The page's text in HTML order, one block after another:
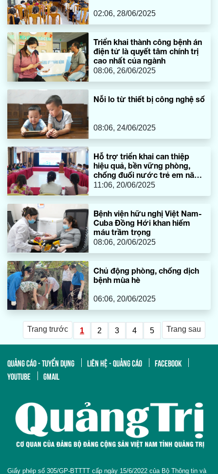
02:06, 28/06/2025
Triển khai thành công bệnh án
điện tử là quyết tâm chính trị
cao nhất của ngành
08:06, 26/06/2025
Nỗi lo từ thiết bị công nghệ số
08:06, 24/06/2025
Hỗ trợ triển khai can thiệp
hiệu quả, bền vững phòng,
chống đuối nước trẻ em năm
2025
11:06, 20/06/2025
​Bệnh viện hữu nghị Việt Nam-
Cuba Đồng Hới khan hiếm
máu trầm trọng
08:06, 20/06/2025
Chủ động phòng, chống dịch
bệnh mùa hè
06:06, 20/06/2025
Trang trước 1 2 3 4 5 Trang sau
QUẢNG CÁO - TUYỂN DỤNG LIÊN HỆ - QUẢNG CÁO
FACEBOOK
YOUTUBE
GMAIL
Giấy phép số 305/GP-BTTTT cấp ngày 15/6/2022 của Bộ Thông tin và